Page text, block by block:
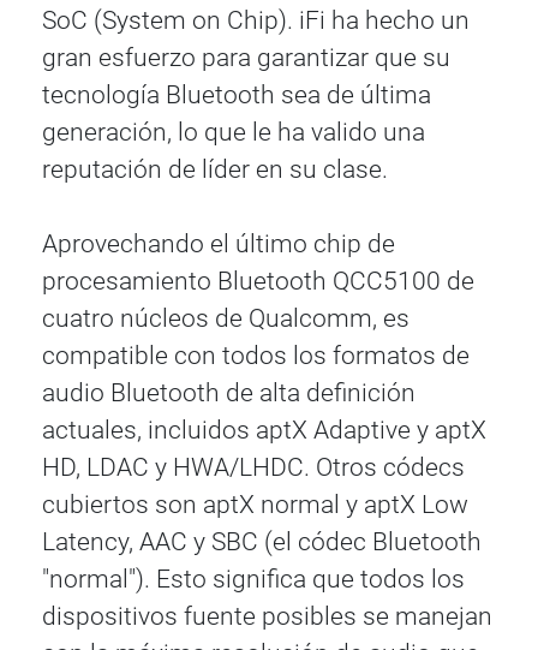
SoC (System on Chip). iFi ha hecho un
gran esfuerzo para garantizar que su
tecnología Bluetooth sea de última
generación, lo que le ha valido una
reputación de líder en su clase.
Aprovechando el último chip de
procesamiento Bluetooth QCC5100 de
cuatro núcleos de Qualcomm, es
compatible con todos los formatos de
audio Bluetooth de alta definición
actuales, incluidos aptX Adaptive y aptX
HD, LDAC y HWA/LHDC. Otros códecs
cubiertos son aptX normal y aptX Low
Latency, AAC y SBC (el códec Bluetooth
"normal"). Esto significa que todos los
dispositivos fuente posibles se manejan